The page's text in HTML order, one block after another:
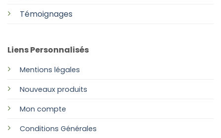
Témoignages
Liens Personnalisés
Mentions légales
Nouveaux produits
Mon compte
Conditions Générales